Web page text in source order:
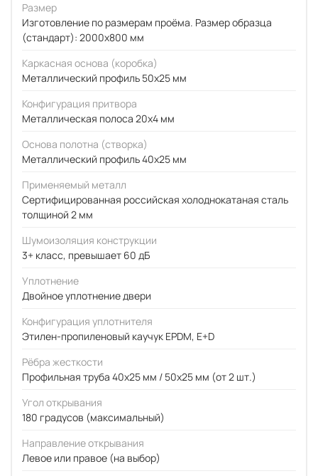
Размер
Изготовление по размерам проёма. Размер образца
(стандарт): 2000x800 мм
Каркасная основа (коробка)
Металлический профиль 50x25 мм
Конфигурация притвора
Металлическая полоса 20x4 мм
Основа полотна (створка)
Металлический профиль 40x25 мм
Применяемый металл
Сертифицированная российская холоднокатаная сталь
толщиной 2 мм
Шумоизоляция конструкции
3+ класс, превышает 60 дБ
Уплотнение
Двойное уплотнение двери
Конфигурация уплотнителя
Этилен-пропиленовый каучук EPDM, E+D
Рёбра жесткости
Профильная труба 40х25 мм / 50x25 мм (от 2 шт.)
Угол открывания
180 градусов (максимальный)
Направление открывания
Левое или правое (на выбор)